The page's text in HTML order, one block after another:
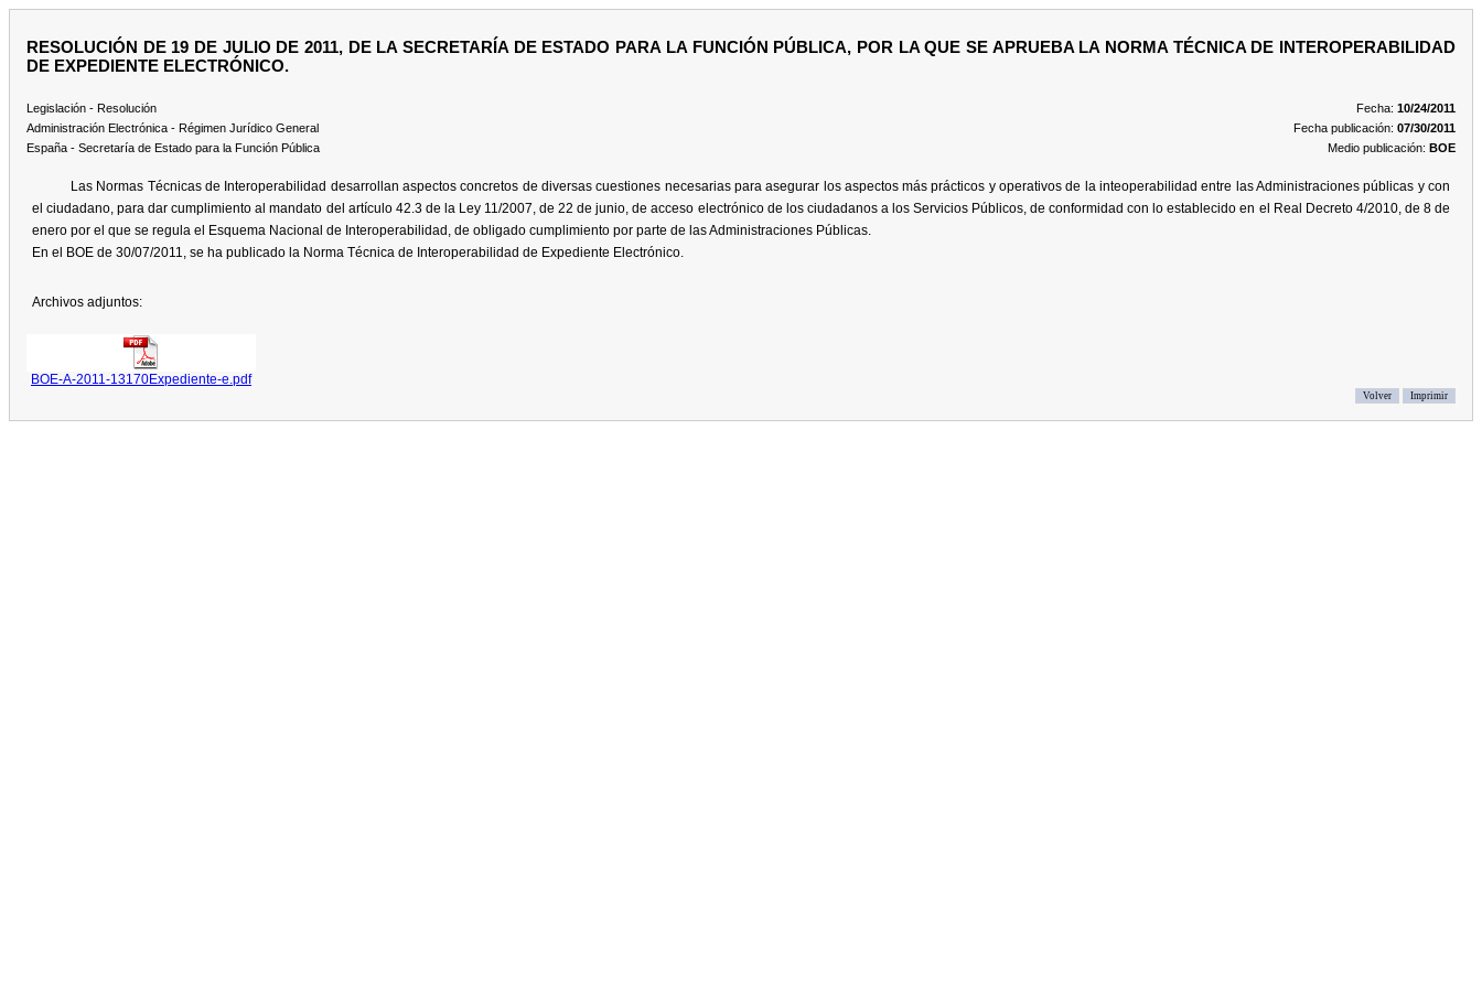
RESOLUCIÓN DE 19 DE JULIO DE 2011, DE LA SECRETARÍA DE ESTADO PARA LA FUNCIÓN PÚBLICA, POR LA QUE SE APRUEBA LA NORMA TÉCNICA DE INTEROPERABILIDAD
DE EXPEDIENTE ELECTRÓNICO.
Legislación - Resolución
Administración Electrónica - Régimen Jurídico General
España - Secretaría de Estado para la Función Pública
Fecha: 10/24/2011
Fecha publicación: 07/30/2011
Medio publicación: BOE
Las Normas Técnicas de Interoperabilidad desarrollan aspectos concretos de diversas cuestiones necesarias para asegurar los aspectos más prácticos y operativos de la inteoperabilidad entre las Administraciones públicas y con
el ciudadano, para dar cumplimiento al mandato del artículo 42.3 de la Ley 11/2007, de 22 de junio, de acceso electrónico de los ciudadanos a los Servicios Públicos, de conformidad con lo establecido en el Real Decreto 4/2010, de 8 de
enero por el que se regula el Esquema Nacional de Interoperabilidad, de obligado cumplimiento por parte de las Administraciones Públicas.
En el BOE de 30/07/2011, se ha publicado la Norma Técnica de Interoperabilidad de Expediente Electrónico.
Archivos adjuntos:
BOE-A-2011-13170Expediente-e.pdf